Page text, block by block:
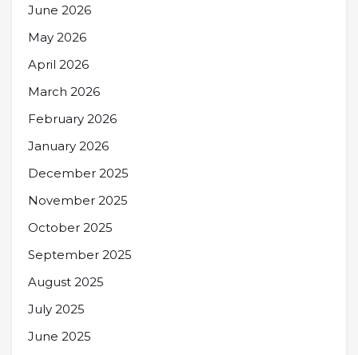
June 2026
May 2026
April 2026
March 2026
February 2026
January 2026
December 2025
November 2025
October 2025
September 2025
August 2025
July 2025
June 2025